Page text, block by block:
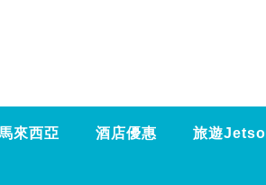
來西亞 酒店優惠 旅遊Jetso